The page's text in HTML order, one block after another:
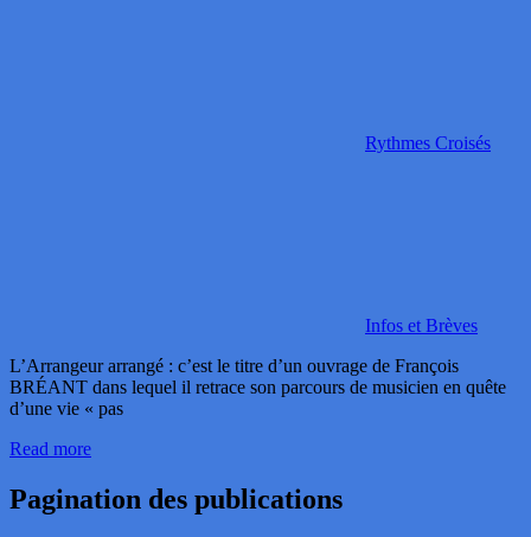
Rythmes Croisés
Infos et Brèves
L’Arrangeur arrangé : c’est le titre d’un ouvrage de François
BRÉANT dans lequel il retrace son parcours de musicien en quête
d’une vie « pas
Read more
Pagination des publications